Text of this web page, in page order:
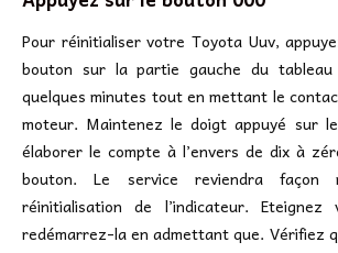
Pour réinitialiser votre Toyota Uuv,
bouton sur la partie gauche du
quelques minutes tout en mettant le
moteur. Maintenez le doigt appuyé sur
élaborer le compte à l’envers de dix à
bouton. Le service reviendra façon
réinitialisation de l’indicateur.
redémarrez-la en admettant que. Vérifiez